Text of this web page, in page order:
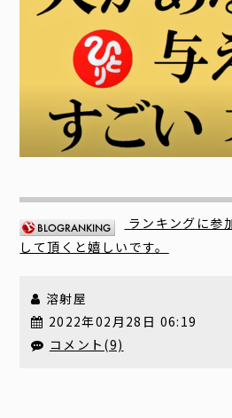
ランキングに参
して頂くと嬉しいです。
溶射屋
2022年02月28日 06:19
コメント(9)